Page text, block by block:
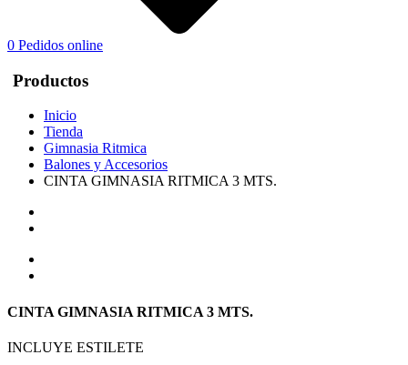
0 Pedidos online
Productos
Inicio
Tienda
Gimnasia Ritmica
Balones y Accesorios
CINTA GIMNASIA RITMICA 3 MTS.
CINTA GIMNASIA RITMICA 3 MTS.
INCLUYE ESTILETE